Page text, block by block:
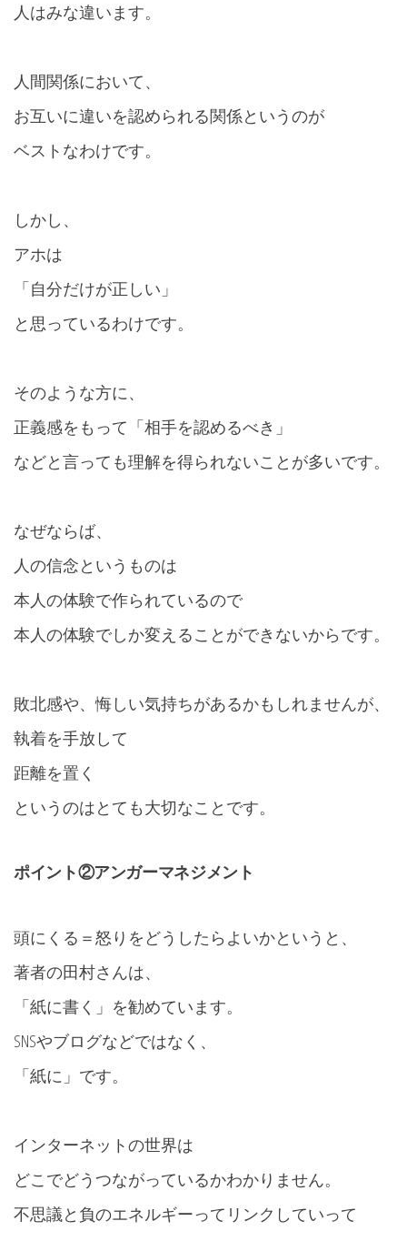
人はみな違います。
人間関係において、
お互いに違いを認められる関係というのが
ベストなわけです。
しかし、
アホは
「自分だけが正しい」
と思っているわけです。
そのような方に、
正義感をもって「相手を認めるべき」
などと言っても理解を得られないことが多いです。
なぜならば、
人の信念というものは
本人の体験で作られているので
本人の体験でしか変えることができないからです。
敗北感や、悔しい気持ちがあるかもしれませんが、
執着を手放して
距離を置く
というのはとても大切なことです。
ポイント②アンガーマネジメント
頭にくる＝怒りをどうしたらよいかというと、
著者の田村さんは、
「紙に書く」を勧めています。
SNSやブログなどではなく、
「紙に」です。
インターネットの世界は
どこでどうつながっているかわかりません。
不思議と負のエネルギーってリンクしていって